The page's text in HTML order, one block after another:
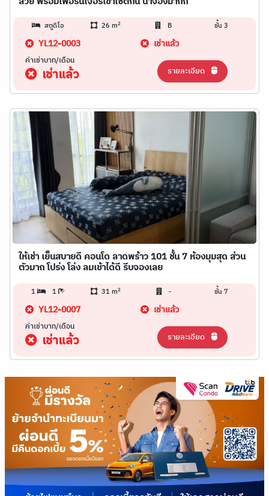
สตูดิโอ 26 m2 B ชั้น 3
YL12-0003 เช่าแล้ว
ค่าเช่าบาท/เดือน
เช่าแล้ว รายละเอียด
ให้เช่า เย็นสบายดี คอนโด ลาดพร้าว 101 ชั้น 7 ห้องมุมสุด ส่วน
ตัวมาก โปร่ง โล่ง ลมเข้าได้ดี รีบจองเลย
1 1 31 m2 - ชั้น 7
YL12-0007 เช่าแล้ว
ค่าเช่าบาท/เดือน
เช่าแล้ว รายละเอียด